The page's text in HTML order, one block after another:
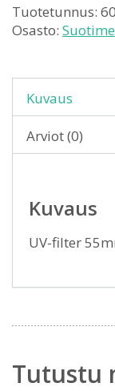
Tuotetunnus:
Osasto:
Kuvaus
Arviot (0)
Kuvaus
UV-filter
Tutustu